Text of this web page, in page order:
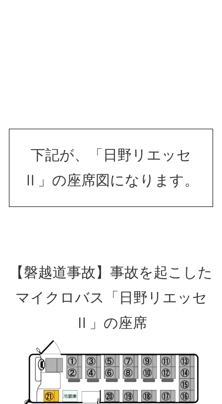
下記が、「日野リエッセ
Ⅱ」の座席図になります。
【磐越道事故】事故を起こした
マイクロバス「日野リエッセ
Ⅱ」の座席